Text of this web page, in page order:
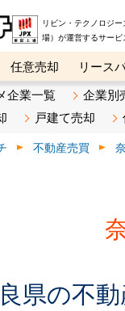
リビン・テクノロジ
場）が運営するサー
任意売却 リース
カンパニー オン
企業一覧 企業別
戸建て売却
不動産売買
県の不